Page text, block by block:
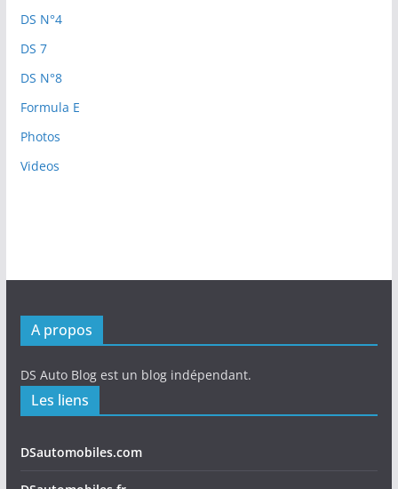
DS N°4
DS 7
DS N°8
Formula E
Photos
Videos
A propos
DS Auto Blog est un blog indépendant.
Les liens
DSautomobiles.com